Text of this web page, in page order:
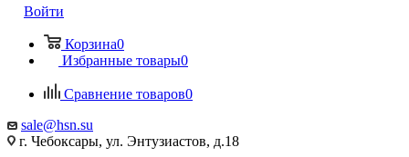
Войти
Корзина0
Избранные товары0
Сравнение товаров0
sale@hsn.su
г. Чебоксары, ул. Энтузиастов, д.18